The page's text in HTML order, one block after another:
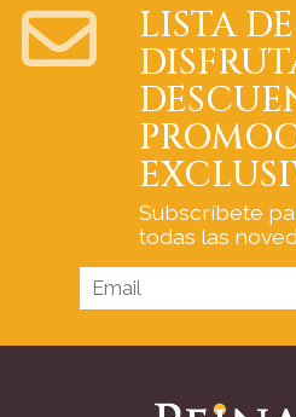
LISTA
Subscríbete
todas las